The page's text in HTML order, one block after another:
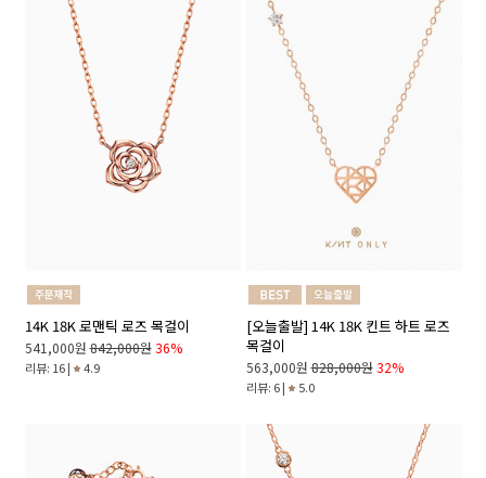
14K 18K 로맨틱 로즈 목걸이
541,000원 842,000원 36%
리뷰: 16 | 4.9
[오늘출발] 14K 18K 킨트 하트 로즈
목걸이
563,000원 828,000원 32%
리뷰: 6 | 5.0